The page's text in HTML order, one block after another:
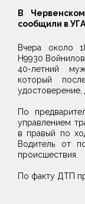
В
сообщили в
Вчера около
Н9930
40-летний
который
удостоверение,
По
управлением
в правый по
Водитель от
происшествия.
По факту ДТП